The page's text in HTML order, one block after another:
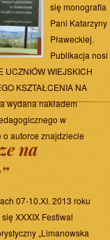
się monografia
Pani Katarzyny
Pławeckiej.
Publikacja nosi
UCZNIÓW WIEJSKICH
KSZTAŁCENIA NA
wydana nakładem
w
o autorce znajdziecie
na
07-10.XI. 2013 roku
się XXXIX Festiwal
„Limanowska